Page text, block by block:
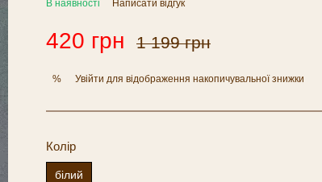
В наявності Написати відгук
420 грн 1 199 грн
% Увійти для відображення накопичувальної знижки
Колір
білий